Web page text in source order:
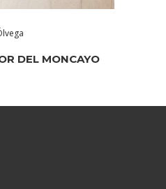
DEL MONCAYO